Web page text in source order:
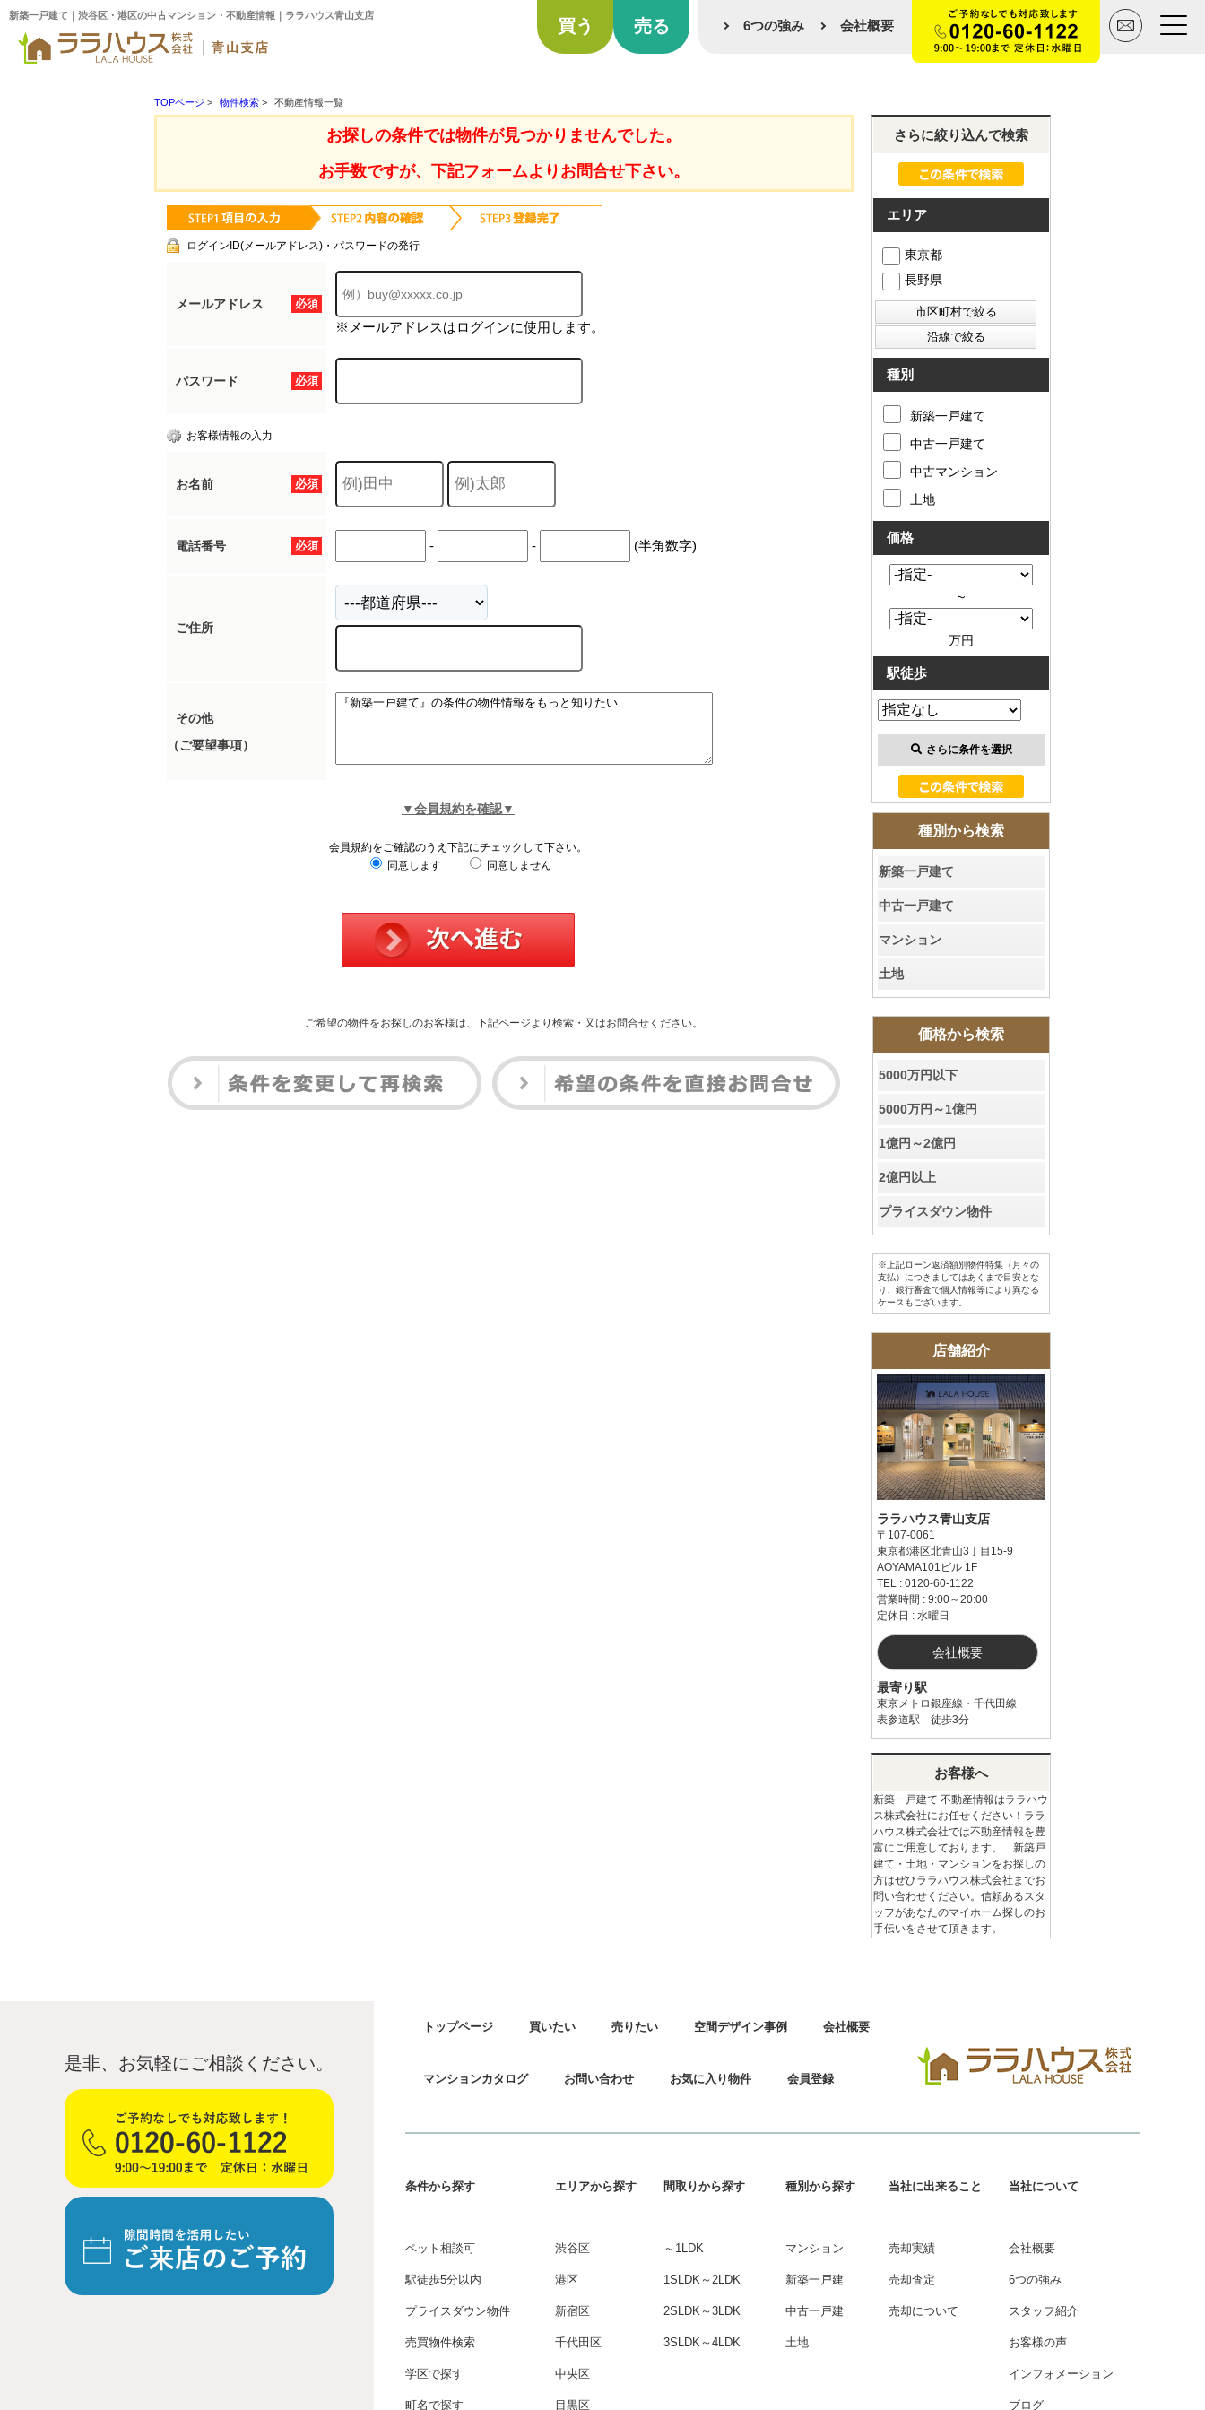
新築一戸建て｜渋谷区・港区の中古マンション・不動産情報｜ララハウス青山支店
買う 売る 6つの強み 会社概要
マンションカタログ
会社概要
スタッフ紹介
お客様の声
お問い合わせ
来店予約
お気に入り物件
会員登録
ログイン
TOPページ > 物件検索 > 不動産情報一覧
お探しの条件では物件が見つかりませんでした。
お手数ですが、下記フォームよりお問合せ下さい。
ログインID(メールアドレス)・パスワードの発行
必須
メールアドレス
※メールアドレスはログインに使用します。
必須
パスワード
お客様情報の入力
必須
お名前
必須
電話番号 - - (半角数字)
ご住所
その他
（ご要望事項）
▼会員規約を確認▼
会員規約をご確認のうえ下記にチェックして下さい。
同意します
同意しません
ご希望の物件をお探しのお客様は、下記ページより検索・又はお問合せください。
さらに絞り込んで検索
エリア
東京都
長野県
種別
新築一戸建て
中古一戸建て
中古マンション
土地
価格
～
万円
駅徒歩
さらに条件を選択
種別から検索
新築一戸建て
中古一戸建て
マンション
土地
価格から検索
5000万円以下
5000万円～1億円
1億円～2億円
2億円以上
プライスダウン物件
※上記ローン返済額別物件特集（月々の
支払）につきましてはあくまで目安とな
り、銀行審査で個人情報等により異なる
ケースもございます。
店舗紹介
ララハウス青山支店
〒107-0061
東京都港区北青山3丁目15-9
AOYAMA101ビル 1F
TEL : 0120-60-1122
営業時間 : 9:00～20:00
定休日 : 水曜日
会社概要
最寄り駅
東京メトロ銀座線・千代田線
表参道駅 徒歩3分
お客様へ
新築一戸建て 不動産情報はララハウ
ス株式会社にお任せください！ララ
ハウス株式会社では不動産情報を豊
富にご用意しております。 新築戸
建て・土地・マンションをお探しの
方はぜひララハウス株式会社までお
問い合わせください。信頼あるスタ
ッフがあなたのマイホーム探しのお
手伝いをさせて頂きます。
是非、お気軽にご相談ください。
トップページ 買いたい 売りたい 空間デザイン事例 会社概要
マンションカタログ お問い合わせ お気に入り物件 会員登録
条件から探す
ペット相談可
駅徒歩5分以内
プライスダウン物件
売買物件検索
学区で探す
町名で探す
エリアから探す
渋谷区
港区
新宿区
千代田区
中央区
目黒区
間取りから探す
～1LDK
1SLDK～2LDK
2SLDK～3LDK
3SLDK～4LDK
種別から探す
マンション
新築一戸建
中古一戸建
土地
当社に出来ること
売却実績
売却査定
売却について
当社について
会社概要
6つの強み
スタッフ紹介
お客様の声
インフォメーション
ブログ